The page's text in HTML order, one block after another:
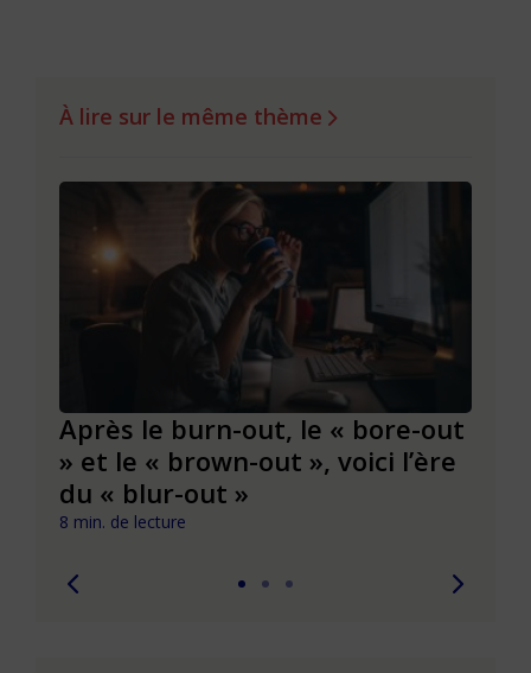
À lire sur le même thème
Après le burn-out, le « bore-out
» et le « brown-out », voici l’ère
du « blur-out »
8 min. de lecture